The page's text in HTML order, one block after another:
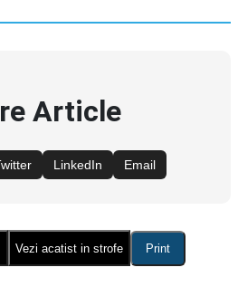
Article
LinkedIn Email
Vezi acatist in strofe Print